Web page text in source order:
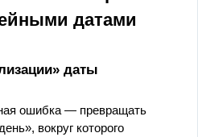
датами
даты
ошибка — превращать
вокруг которого